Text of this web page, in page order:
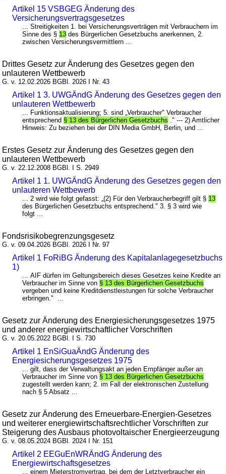
Artikel 15 VSBGEG Änderung des
Versicherungsvertragsgesetzes
... Streitigkeiten 1. bei Versicherungsverträgen mit Verbrauchern im
Sinne des § 13 des Bürgerlichen Gesetzbuchs anerkennen, 2.
zwischen Versicherungsvermittlern ...
Drittes Gesetz zur Änderung des Gesetzes gegen den
unlauteren Wettbewerb
G. v. 12.02.2026 BGBl. 2026 I Nr. 43
Artikel 1 3. UWGÄndG Änderung des Gesetzes gegen den
unlauteren Wettbewerb
... Funktionsaktualisierung; 5. sind „Verbraucher" Verbraucher
entsprechend § 13 des Bürgerlichen Gesetzbuchs ." --- 2) Amtlicher
Hinweis: Zu beziehen bei der DIN Media GmbH, Berlin, und ...
Erstes Gesetz zur Änderung des Gesetzes gegen den
unlauteren Wettbewerb
G. v. 22.12.2008 BGBl. I S. 2949
Artikel 1 1. UWGÄndG Änderung des Gesetzes gegen den
unlauteren Wettbewerb
... 2 wird wie folgt gefasst: „(2) Für den Verbraucherbegriff gilt § 13
des Bürgerlichen Gesetzbuchs entsprechend." 3. § 3 wird wie
folgt ...
Fondsrisikobegrenzungsgesetz
G. v. 09.04.2026 BGBl. 2026 I Nr. 97
Artikel 1 FoRiBG Änderung des Kapitalanlagegesetzbuchs
1)
... AIF dürfen im Geltungsbereich dieses Gesetzes keine Kredite an
Verbraucher im Sinne von § 13 des Bürgerlichen Gesetzbuchs
vergeben und keine Kreditdienstleistungen für solche Verbraucher
erbringen." ...
Gesetz zur Änderung des Energiesicherungsgesetzes 1975
und anderer energiewirtschaftlicher Vorschriften
G. v. 20.05.2022 BGBl. I S. 730
Artikel 1 EnSiGuaÄndG Änderung des
Energiesicherungsgesetzes 1975
... gilt, dass der Verwaltungsakt an jeden Empfänger außer an
Verbraucher im Sinne von § 13 des Bürgerlichen Gesetzbuchs
zugestellt werden kann; 2. im Fall der elektronischen Zustellung
nach § 5 Absatz ...
Gesetz zur Änderung des Erneuerbare-Energien-Gesetzes
und weiterer energiewirtschaftsrechtlicher Vorschriften zur
Steigerung des Ausbaus photovoltaischer Energieerzeugung
G. v. 08.05.2024 BGBl. 2024 I Nr. 151
Artikel 2 EEGuEnWRÄndG Änderung des
Energiewirtschaftsgesetzes
... einem Mieterstromvertrag, bei dem der Letztverbraucher ein